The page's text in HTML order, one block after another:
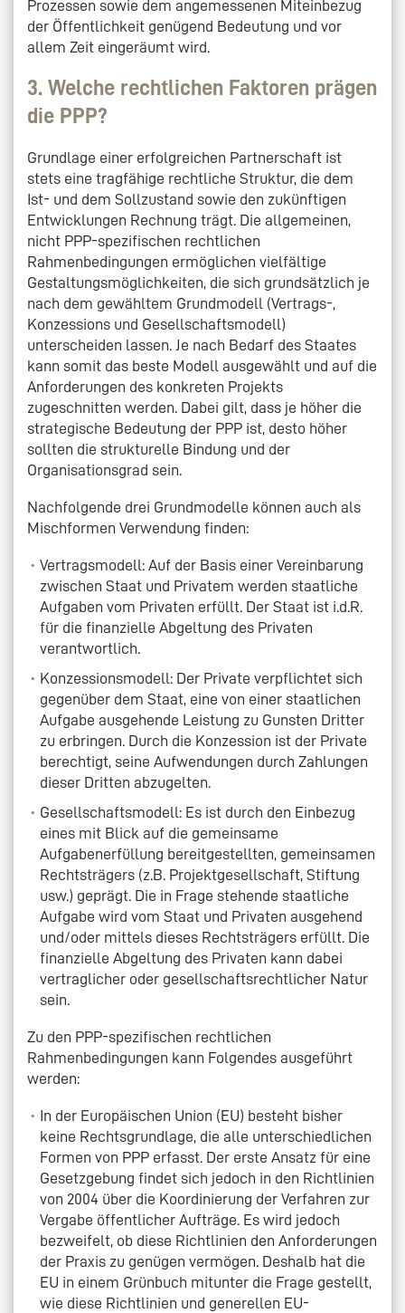
Prozessen sowie dem angemessenen Miteinbezug
der Öffentlichkeit genügend Bedeutung und vor
allem Zeit eingeräumt wird.
3. Welche rechtlichen Faktoren prägen
die PPP?
Grundlage einer erfolgreichen Partnerschaft ist
stets eine tragfähige rechtliche Struktur, die dem
Ist- und dem Sollzustand sowie den zukünftigen
Entwicklungen Rechnung trägt. Die allgemeinen,
nicht PPP-spezifischen rechtlichen
Rahmenbedingungen ermöglichen vielfältige
Gestaltungsmöglichkeiten, die sich grundsätzlich je
nach dem gewähltem Grundmodell (Vertrags-,
Konzessions und Gesellschaftsmodell)
unterscheiden lassen. Je nach Bedarf des Staates
kann somit das beste Modell ausgewählt und auf die
Anforderungen des konkreten Projekts
zugeschnitten werden. Dabei gilt, dass je höher die
strategische Bedeutung der PPP ist, desto höher
sollten die strukturelle Bindung und der
Organisationsgrad sein.
Nachfolgende drei Grundmodelle können auch als
Mischformen Verwendung finden:
Vertragsmodell: Auf der Basis einer Vereinbarung
zwischen Staat und Privatem werden staatliche
Aufgaben vom Privaten erfüllt. Der Staat ist i.d.R.
für die finanzielle Abgeltung des Privaten
verantwortlich.
Konzessionsmodell: Der Private verpflichtet sich
gegenüber dem Staat, eine von einer staatlichen
Aufgabe ausgehende Leistung zu Gunsten Dritter
zu erbringen. Durch die Konzession ist der Private
berechtigt, seine Aufwendungen durch Zahlungen
dieser Dritten abzugelten.
Gesellschaftsmodell: Es ist durch den Einbezug
eines mit Blick auf die gemeinsame
Aufgabenerfüllung bereitgestellten, gemeinsamen
Rechtsträgers (z.B. Projektgesellschaft, Stiftung
usw.) geprägt. Die in Frage stehende staatliche
Aufgabe wird vom Staat und Privaten ausgehend
und/oder mittels dieses Rechtsträgers erfüllt. Die
finanzielle Abgeltung des Privaten kann dabei
vertraglicher oder gesellschaftsrechtlicher Natur
sein.
Zu den PPP-spezifischen rechtlichen
Rahmenbedingungen kann Folgendes ausgeführt
werden:
In der Europäischen Union (EU) besteht bisher
keine Rechtsgrundlage, die alle unterschiedlichen
Formen von PPP erfasst. Der erste Ansatz für eine
Gesetzgebung findet sich jedoch in den Richtlinien
von 2004 über die Koordinierung der Verfahren zur
Vergabe öffentlicher Aufträge. Es wird jedoch
bezweifelt, ob diese Richtlinien den Anforderungen
der Praxis zu genügen vermögen. Deshalb hat die
EU in einem Grünbuch mitunter die Frage gestellt,
wie diese Richtlinien und generellen EU-